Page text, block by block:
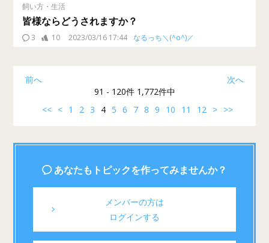
飼い方・生活
皆様ならどうされますか？
3 10 2023/03/16 17:44 なるっち＼(^o^)／
前へ
次へ
91 - 120件 1,772件中
<< < 1 2 3 4 5 6 7 8 9 10 11 12 > >>
あなたもトピックを作ってみませんか？
メンバーの方は
ログインする